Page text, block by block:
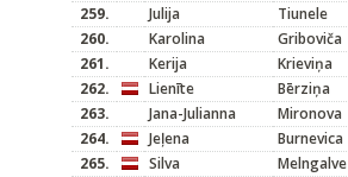
259.
Julija
Tiunele
260.
Karolina
Griboviča
261.
Kerija Krieviņa
262.
Lienīte Bērziņa
263.
Jana-Julianna
Mironova
264.
Jeļena Burnevica
265.
Silva Melngalve